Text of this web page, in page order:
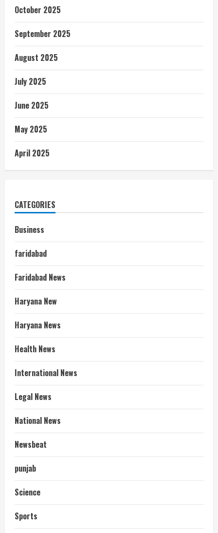
October 2025
September 2025
August 2025
July 2025
June 2025
May 2025
April 2025
CATEGORIES
Business
faridabad
Faridabad News
Haryana New
Haryana News
Health News
International News
Legal News
National News
Newsbeat
punjab
Science
Sports